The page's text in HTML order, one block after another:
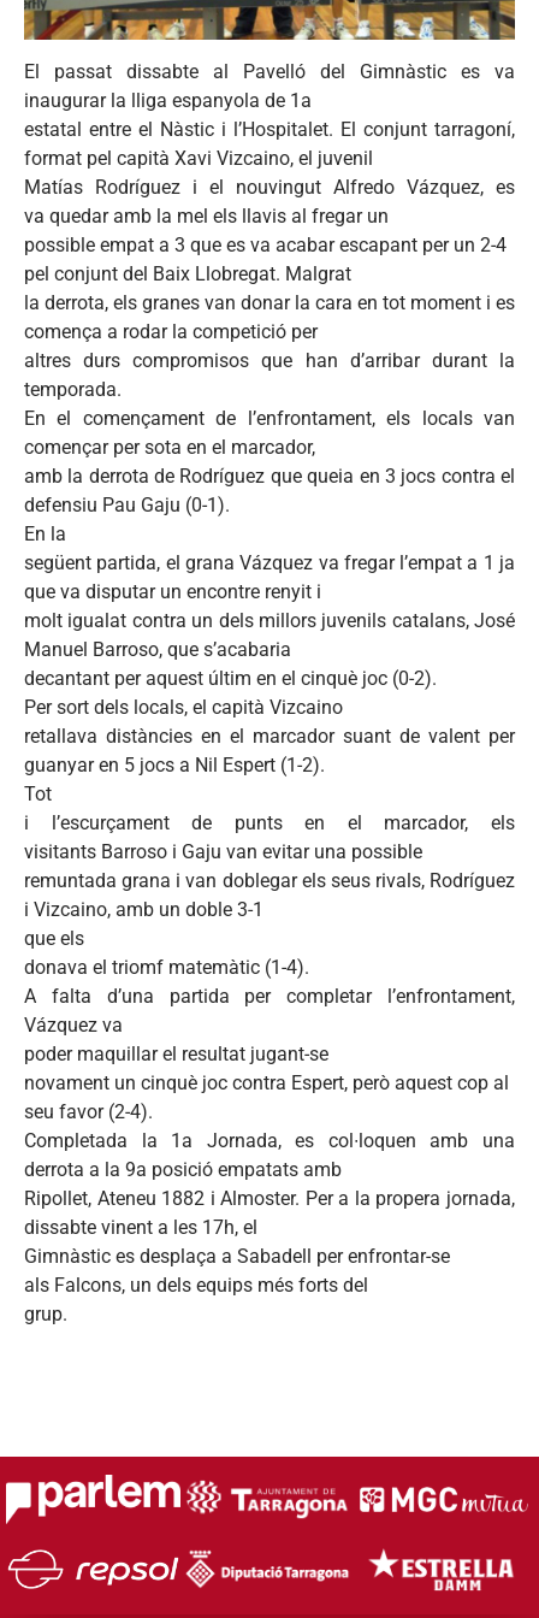
El passat dissabte al Pavelló del Gimnàstic es
va
inaugurarla lliga espanyola de 1a
estatal entre el Nàstic i l’Hospitalet. El conjunt tarragoní,
format pel capità Xavi Vizcaino, el juvenil
Matías Rodríguez i el nouvingut Alfredo Vázquez, es
va quedar amb la mel els llavis al fregarun
possible empat a 3 que es va acabar escapant per un 2-4
pel conjunt del Baix Llobregat. Malgrat
la derrota, els granes van donarla cara en tot moment i es
comença a rodarla competició per
altres durs compromisos que han d’arribar durantla
temporada.
En el començamentde l’enfrontament, els locals van
començarpersota en el marcador,
amb la derrota de Rodríguez que queia en 3 jocs contra el
defensiu Pau Gaju (0-1).
En la
següent partida, el grana Vázquez va fregar l’empat a 1 ja
que va disputarun encontre renyit i
molt igualat contra un dels millors juvenils catalans, José
Manuel Barroso, que s’acabaria
decantant peraquest últim en el cinquè joc (0-2).
Per sort dels locals, el capità Vizcaino
retallava distàncies en el marcador suant de valent per
guanyaren 5 jocs a Nil Espert (1-2).
Tot
i l’escurçamentde punts en el marcador, els
visitants Barroso i Gaju van evitar una possible
remuntada grana i van doblegarels seusrivals, Rodríguez
i Vizcaino, amb un doble 3-1
que els
donava el triomf matemàtic (1-4).
A falta d’una partida percompletar l’enfrontament,
Vázquez va
poder maquillarel resultat jugant-se
novament un cinquè joc contra Espert, però aquest cop al
seu favor (2-4).
Completada la 1a Jornada,es col∙loquen amb
una
derrota a la 9a posició empatats amb
Ripollet, Ateneu 1882 iAlmoster. Per a la propera jornada,
dissabte vinent a les 17h, el
Gimnàstic es desplaça a Sabadell perenfrontar-se
als Falcons, un dels equips més forts del
grup.